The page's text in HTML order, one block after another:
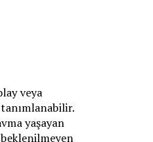
veya
yaşayan